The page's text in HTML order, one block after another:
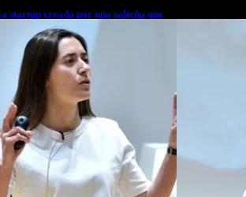
startup creada por una salteña que
resolver el estrés financiero en